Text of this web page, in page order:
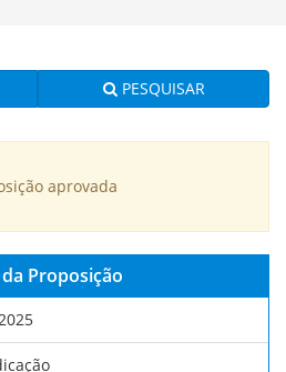
PESQUISAR
aprovada
Proposição